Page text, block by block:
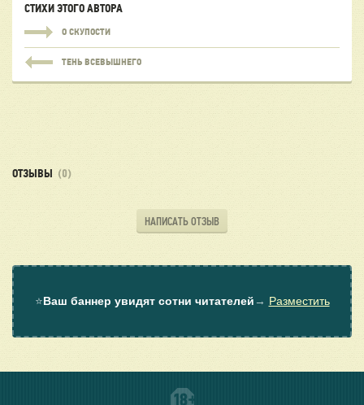
СТИХИ ЭТОГО АВТОРА
О СКУПОСТИ
ТЕНЬ ВСЕВЫШНЕГО
ОТЗЫВЫ (0)
НАПИСАТЬ ОТЗЫВ
⭐Ваш баннер увидят сотни читателей → Разместить